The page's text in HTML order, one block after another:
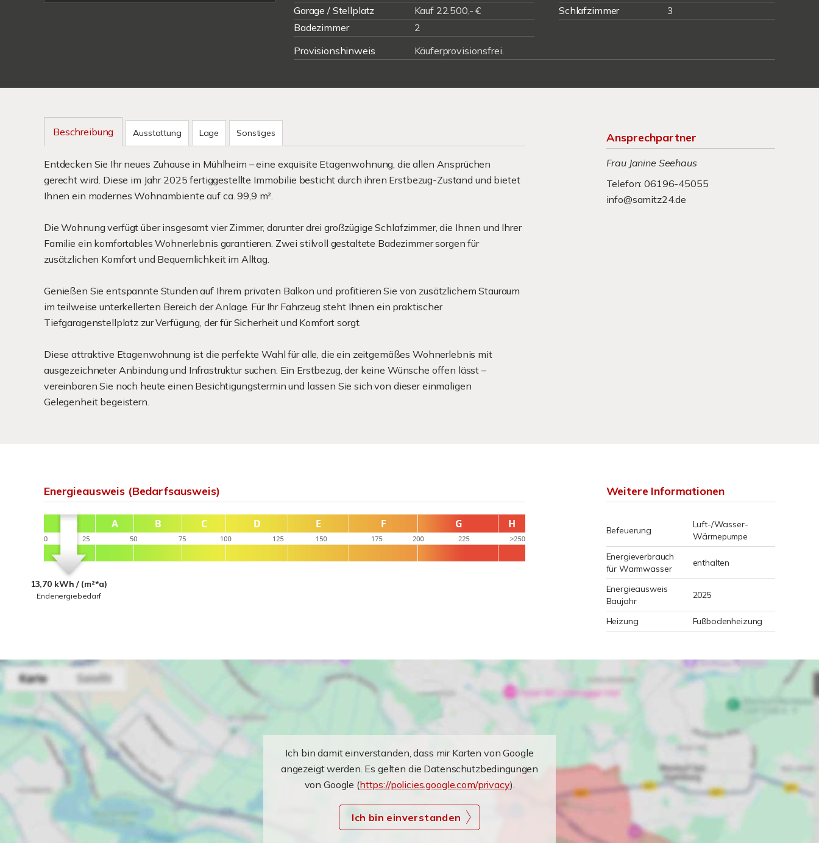
Garage / Stellplatz
Kauf 22.500,- € Schlafzimmer
3
Badezimmer
2
Provisionshinweis
Käuferprovisionsfrei.
Beschreibung Ausstattung Lage Sonstiges
Entdecken Sie Ihr neues Zuhause in Mühlheim – eine exquisite Etagenwohnung, die allen Ansprüchen
gerecht wird. Diese im Jahr 2025 fertiggestellte Immobilie besticht durch ihren Erstbezug-Zustand und bietet
Ihnen ein modernes Wohnambiente auf ca. 99,9 m².
Die Wohnung verfügt über insgesamt vier Zimmer, darunter drei großzügige Schlafzimmer, die Ihnen und Ihrer
Familie ein komfortables Wohnerlebnis garantieren. Zwei stilvoll gestaltete Badezimmer sorgen für
zusätzlichen Komfort und Bequemlichkeit im Alltag.
Genießen Sie entspannte Stunden auf Ihrem privaten Balkon und profitieren Sie von zusätzlichem Stauraum
im teilweise unterkellerten Bereich der Anlage. Für Ihr Fahrzeug steht Ihnen ein praktischer
Tiefgaragenstellplatz zur Verfügung, der für Sicherheit und Komfort sorgt.
Diese attraktive Etagenwohnung ist die perfekte Wahl für alle, die ein zeitgemäßes Wohnerlebnis mit
ausgezeichneter Anbindung und Infrastruktur suchen. Ein Erstbezug, der keine Wünsche offen lässt –
vereinbaren Sie noch heute einen Besichtigungstermin und lassen Sie sich von dieser einmaligen
Gelegenheit begeistern.
Ansprechpartner
Frau Janine Seehaus
Telefon: 06196-45055
info@samitz24.de
Energieausweis (Bedarfsausweis)
13,70 kWh / (m²*a)
Endenergiebedarf
Weitere Informationen
Befeuerung
Luft-/Wasser-
Wärmepumpe
Energieverbrauch
für Warmwasser
enthalten
Energieausweis
Baujahr
2025
Heizung Fußbodenheizung
Ich bin damit einverstanden, dass mir Karten von Google
angezeigt werden. Es gelten die Datenschutzbedingungen
von Google (https://policies.google.com/privacy).
Ich bin einverstanden